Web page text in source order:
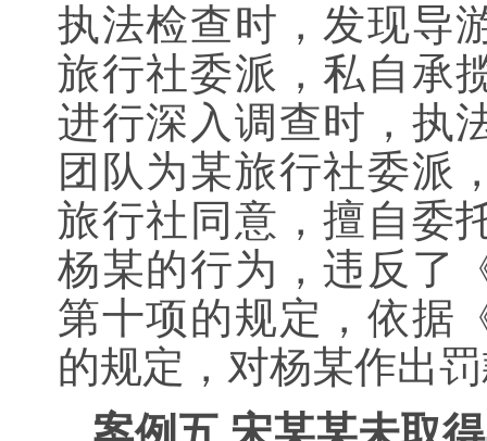
执法检查时，发现导
旅行社委派，私自承
进行深入调查时，执
团队为某旅行社委派
旅行社同意，擅自委
杨某的行为，违反了
第十项的规定，依据
的规定，对杨某作出